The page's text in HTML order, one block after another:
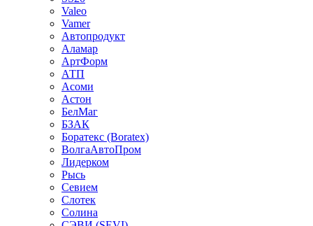
Valeo
Vamer
Автопродукт
Аламар
АртФорм
АТП
Асоми
Астон
БелМаг
БЗАК
Боратекс (Boratex)
ВолгаАвтоПром
Лидерком
Рысь
Севием
Слотек
Солина